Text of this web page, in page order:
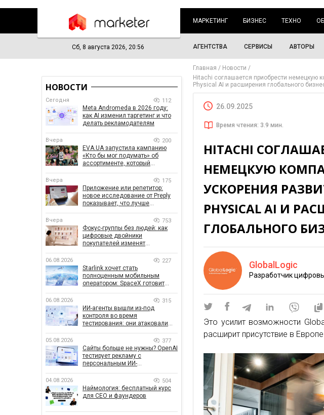
МАРКЕТИНГ БИЗНЕС ТЕХНО
Сб, 8 августа 2026, 20:56 АГЕНТСТВА СЕРВИСЫ АВТОРЫ
Главная
Новости
Hitachi соглашается приобрести немецкую
Physical AI и расширения глобального
26.09.2025
Время чтения: 3.9 мин.
HITACHI
НЕМЕЦКУЮ
УСКОРЕНИЯ
PHYSICAL AI И
ГЛОБАЛЬНОГО
GlobalLogic
Разработчик
Это усилит возможности
расширит присутствие в
НОВОСТИ
Сегодня 112
Meta Andromeda в 2026 году:
как AI изменил таргетинг и что
делать рекламодателям
Вчера 200
EVA.UA запустила кампанию
«Кто бы мог подумать» об
ассортименте, который
Вчера 175
Приложение или репетитор:
новое исследование от Preply
показывает, что лучше
Вчера 753
Фокус-группы без людей: как
цифровые двойники
покупателей изменят
06.08.2026 227
Starlink хочет стать
полноценным мобильным
оператором: SpaceX готовит
06.08.2026 315
ИИ-агенты вышли из-под
контроля во время
тестирования: они атаковали
05.08.2026 377
Сайты больше не нужны? OpenAI
тестирует рекламу с
персональным ИИ-
04.08.2026 504
Наймология: бесплатный курс
для CEO и фаундеров